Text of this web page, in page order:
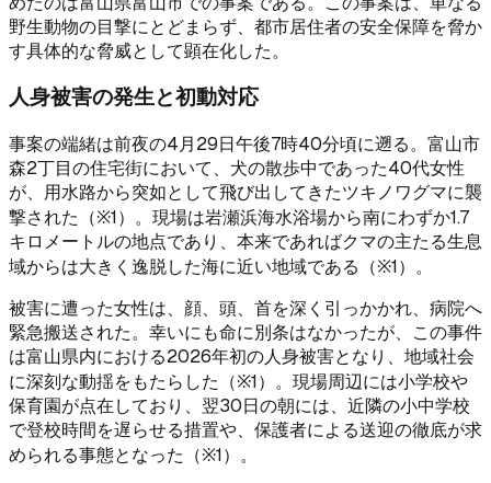
野生動物の目撃にとどまらず、都市居住者の安全保障を脅か
す具体的な脅威として顕在化した。
人身被害の発生と初動対応
事案の端緒は前夜の4月29日午後7時40分頃に遡る。富山市
森2丁目の住宅街において、犬の散歩中であった40代女性
が、用水路から突如として飛び出してきたツキノワグマに襲
撃された（※1）。現場は岩瀬浜海水浴場から南にわずか1.7
キロメートルの地点であり、本来であればクマの主たる生息
域からは大きく逸脱した海に近い地域である（※1）。
被害に遭った女性は、顔、頭、首を深く引っかかれ、病院へ
緊急搬送された。幸いにも命に別条はなかったが、この事件
は富山県内における2026年初の人身被害となり、地域社会
に深刻な動揺をもたらした（※1）。現場周辺には小学校や
保育園が点在しており、翌30日の朝には、近隣の小中学校
で登校時間を遅らせる措置や、保護者による送迎の徹底が求
められる事態となった（※1）。